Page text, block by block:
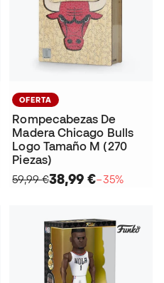
OFERTA
Rompecabezas De
Madera Chicago Bulls
Logo Tamaño M (270
Piezas)
59,99 €38,99 €−35%